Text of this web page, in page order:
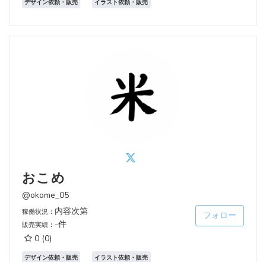
デザイン依頼・販売 イラスト依頼・販売
おこめ
@okome_05
稼働状況： 内容次第
販売実績： -件
0 (0)
フォロー
デザイン依頼・販売 イラスト依頼・販売